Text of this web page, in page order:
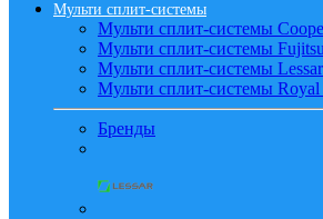
Мульти сплит-системы
Мульти сплит-системы
Мульти сплит-системы Fujitsu
Мульти сплит-системы Lessar
Мульти сплит-системы Royal
Бренды